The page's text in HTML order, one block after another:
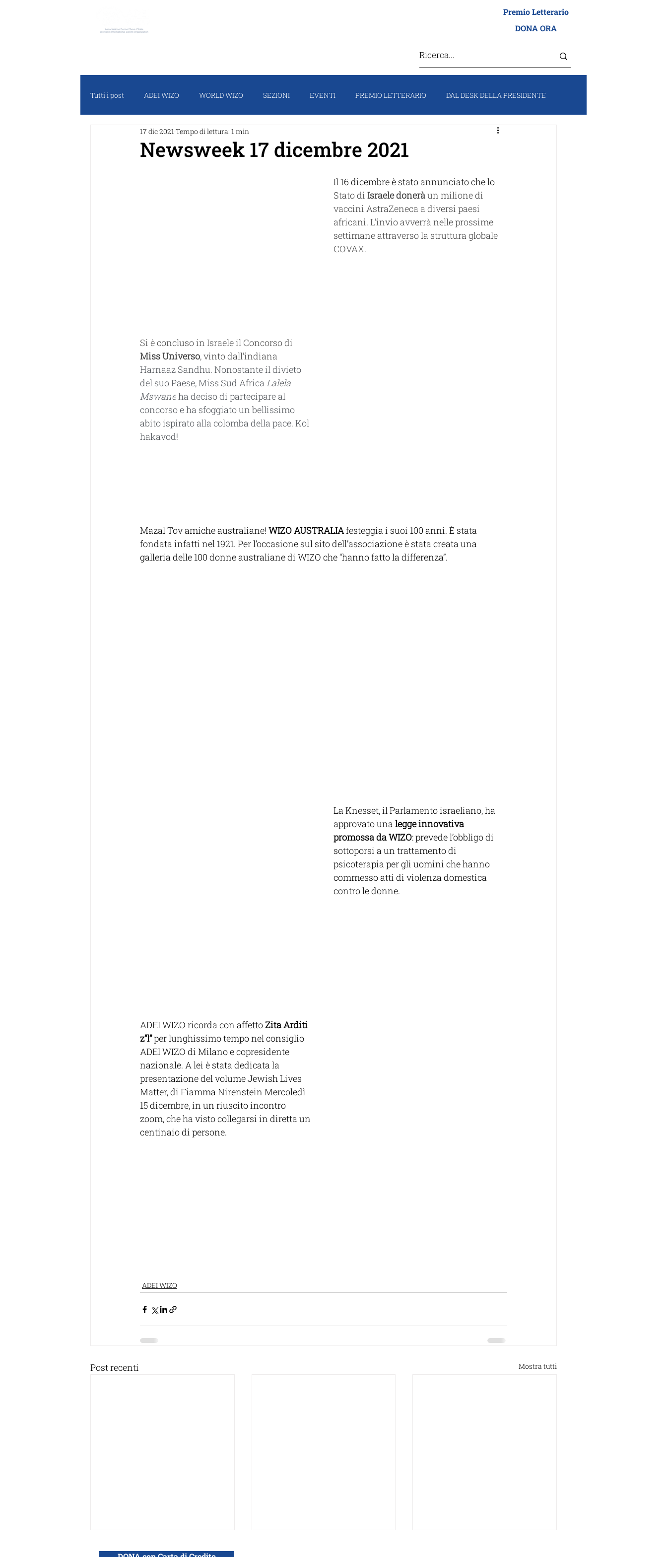
Premio Letterario
DONA ORA
Tutti i post ADEI WIZO WORLD WIZO SEZIONI EVENTI PREMIO LETTERARIO DAL DESK DELLA PRESIDENTE
RASSEGNA STAMPA PROGETTI VOCI DA ISRAELE
Newsweek 17 dicembre 2021
17 dic 2021 Tempo di lettura: 1 min
Il 16 dicembre è stato annunciato che lo
Stato di Israele donerà un milione di
vaccini AstraZeneca a diversi paesi
africani. L’invio avverrà nelle prossime
settimane attraverso la struttura globale
COVAX.
Si è concluso in Israele il Concorso di
Miss Universo, vinto dall’indiana
Harnaaz Sandhu. Nonostante il divieto
del suo Paese, Miss Sud Africa Lalela
Mswane ha deciso di partecipare al
concorso e ha sfoggiato un bellissimo
abito ispirato alla colomba della pace. Kol
hakavod!
Mazal Tov amiche australiane! WIZO AUSTRALIA festeggia i suoi 100 anni. È stata
fondata infatti nel 1921. Per l’occasione sul sito dell’associazione è stata creata una
galleria delle 100 donne australiane di WIZO che “hanno fatto la differenza”.
La Knesset, il Parlamento israeliano, ha
approvato una legge innovativa
promossa da WIZO: prevede l’obbligo di
sottoporsi a un trattamento di
psicoterapia per gli uomini che hanno
commesso atti di violenza domestica
contro le donne.
ADEI WIZO ricorda con affetto Zita Arditi
z”l” per lunghissimo tempo nel consiglio
ADEI WIZO di Milano e copresidente
nazionale. A lei è stata dedicata la
presentazione del volume Jewish Lives
Matter, di Fiamma Nirenstein Mercoledì
15 dicembre, in un riuscito incontro
zoom, che ha visto collegarsi in diretta un
centinaio di persone.
ADEI WIZO
Post recenti Mostra tutti